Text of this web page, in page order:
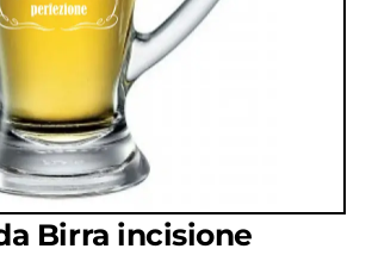
Birra incisione